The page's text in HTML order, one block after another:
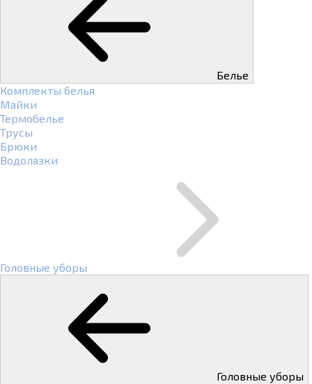
Белье
Комплекты белья
Майки
Термобелье
Трусы
Брюки
Водолазки
Головные уборы
Головные уборы